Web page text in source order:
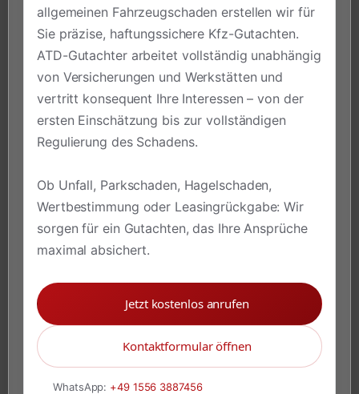
allgemeinen Fahrzeugschaden erstellen wir für
Sie präzise, haftungssichere Kfz-Gutachten.
ATD-Gutachter arbeitet vollständig unabhängig
von Versicherungen und Werkstätten und
vertritt konsequent Ihre Interessen – von der
ersten Einschätzung bis zur vollständigen
Regulierung des Schadens.
Ob Unfall, Parkschaden, Hagelschaden,
Wertbestimmung oder Leasingrückgabe: Wir
sorgen für ein Gutachten, das Ihre Ansprüche
maximal absichert.
Jetzt kostenlos anrufen
Kontaktformular öffnen
WhatsApp: +49 1556 3887456